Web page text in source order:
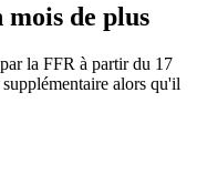
mois de plus
la FFR à partir du 17
alors qu'il